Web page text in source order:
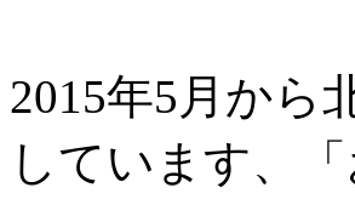
2015年5月から
しています、